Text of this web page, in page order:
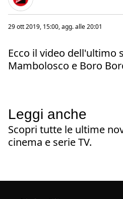
29 ott 2019, 15:00, agg. alle20:01
Ecco il video dell'ultimo
Mambolosco e Boro
Leggi anche
Scopri tutte le ultime
cinema e serie TV.